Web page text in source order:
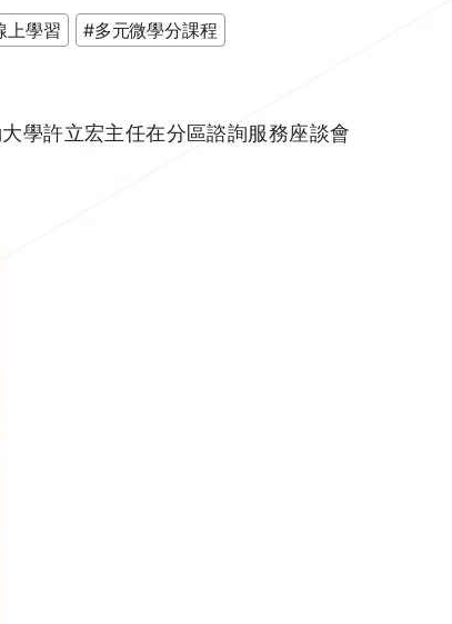
上學習 #多元微學分課程
學許立宏主任在分區諮詢服務座談會